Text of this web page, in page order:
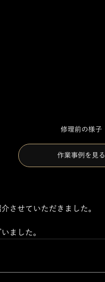
修理前の様子
作業事例を見る
させていただきました。
ました。